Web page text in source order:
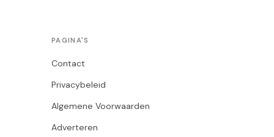
PAGINA'S
Contact
Privacybeleid
Algemene Voorwaarden
Adverteren